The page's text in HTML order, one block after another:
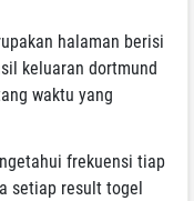
halaman berisi
keluaran dortmund
waktu yang
frekuensi tiap
setiap result togel